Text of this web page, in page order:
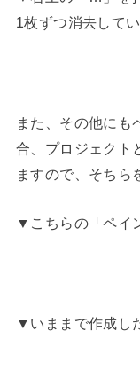
1枚ずつ消去して
また、その他にも
合、プロジェクト
ますので、そちら
▼こちらの「ペイ
▼いままで作成し